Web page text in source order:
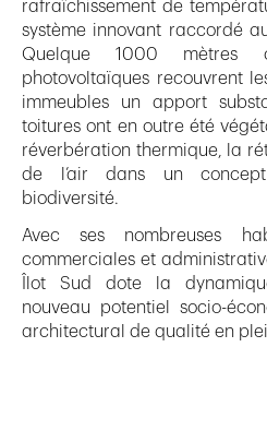
rafraîchissement de
système innovant raccordé
Quelque 1000 mètres
photovoltaïques recouvrent
immeubles un apport
toitures ont en outre été
réverbération thermique, la
de l’air dans un
biodiversité.
Avec ses nombreuses
commerciales et
Îlot Sud dote la
nouveau potentiel socio-
architectural de qualité en